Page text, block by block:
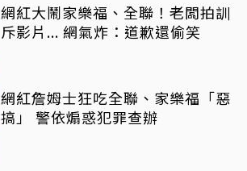
網紅大鬧家樂福、全聯！老闆拍訓
斥影片... 網氣炸：道歉還偷笑
網紅詹姆士狂吃全聯、家樂福「惡
搞」 警依煽惑犯罪查辦